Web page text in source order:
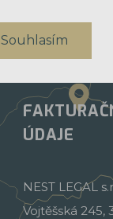
ÚDAJE
NEST LEGAL
Vojtěšská 245,
Souhlasím